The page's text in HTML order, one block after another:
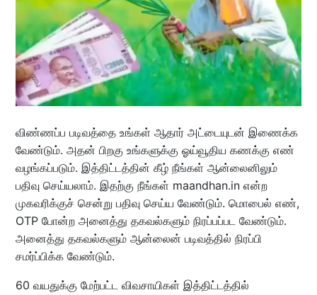
விண்ணப்ப படிவத்தை உங்கள் ஆதார் அட்டையுடன் இணைக்க
வேண்டும். அதன் பிறகு உங்களுக்கு ஓய்வூதிய கணக்கு எண்
வழங்கப்படும். இத்திட்டத்தின் கீழ் நீங்கள் ஆன்லைனிலும்
பதிவு செய்யலாம். இதற்கு நீங்கள் maandhan.in என்ற
முகவரிக்குச் சென்று பதிவு செய்ய வேண்டும். மொபைல் எண்,
OTP போன்ற அனைத்து தகவல்களும் நிரப்பப்பட வேண்டும்.
அனைத்து தகவல்களும் ஆன்லைன் படிவத்தில் நிரப்பி
சமர்ப்பிக்க வேண்டும்.
60 வயதுக்கு மேற்பட்ட விவசாயிகள் இத்திட்டத்தில்